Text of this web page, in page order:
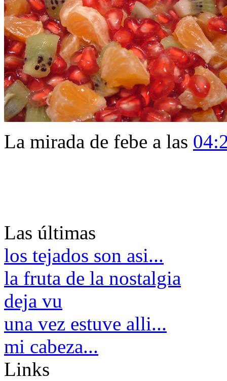
La mirada de febe a las
Las últimas
los tejados son asi...
la fruta de la nostalgia
deja vu
una vez estuve alli...
mi cabeza...
Links